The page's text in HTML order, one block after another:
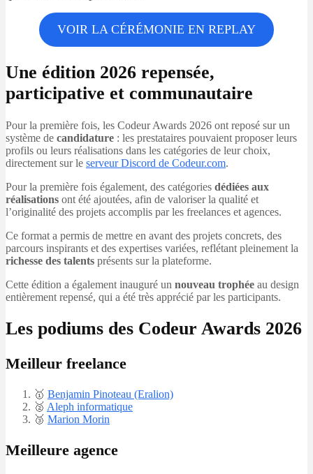
VOIR LA CÉRÉMONIE EN REPLAY
Une édition 2026 repensée,
participative et communautaire
Pour la première fois, les Codeur Awards 2026 ont reposé sur un
système de candidature : les prestataires pouvaient proposer leurs
profils ou leurs réalisations dans les catégories de leur choix,
directement sur le serveur Discord de Codeur.com.
Pour la première fois également, des catégories dédiées aux
réalisations ont été ajoutées, afin de valoriser la qualité et
l’originalité des projets accomplis par les freelances et agences.
Ce format a permis de mettre en avant des projets concrets, des
parcours inspirants et des expertises variées, reflétant pleinement la
richesse des talents présents sur la plateforme.
Cette édition a également inauguré un nouveau trophée au design
entièrement repensé, qui a été très apprécié par les participants.
Les podiums des Codeur Awards 2026
Meilleur freelance
🥇 Benjamin Pinoteau (Eralion)
🥈 Aleph informatique
🥉 Marion Morin
​Meilleure agence